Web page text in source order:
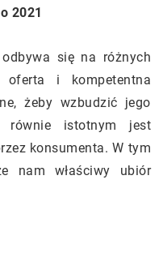
2021
się na różnych
oferta i kompetentna
żeby wzbudzić jego
równie istotnym jest
konsumenta. W tym
nam właściwy ubiór